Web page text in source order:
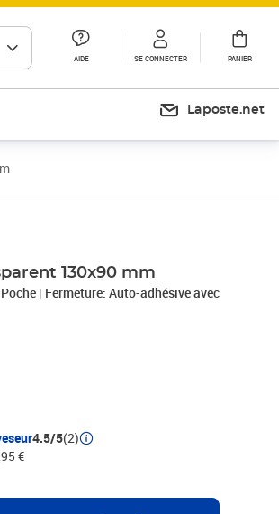
AIDE SE CONNECTER PANIER
Laposte.net
130x90 mm
| Fermeture: Auto-adhésive avec
4.5/5(2)
€